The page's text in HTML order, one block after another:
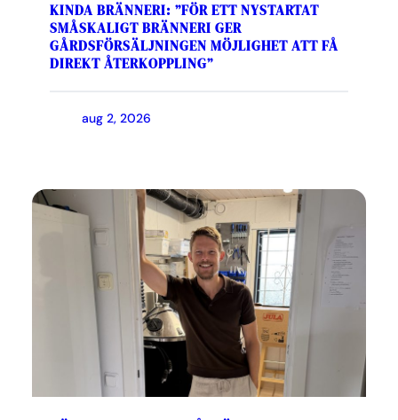
KINDA BRÄNNERI: ”FÖR ETT NYSTARTAT
SMÅSKALIGT BRÄNNERI GER
GÅRDSFÖRSÄLJNINGEN MÖJLIGHET ATT FÅ
DIREKT ÅTERKOPPLING”
aug 2, 2026